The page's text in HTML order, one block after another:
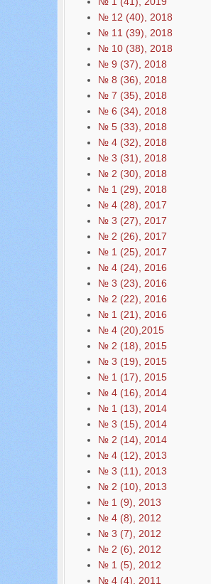
№ 12 (40), 2018
№ 11 (39), 2018
№ 10 (38), 2018
№ 9 (37), 2018
№ 8 (36), 2018
№ 7 (35), 2018
№ 6 (34), 2018
№ 5 (33), 2018
№ 4 (32), 2018
№ 3 (31), 2018
№ 2 (30), 2018
№ 1 (29), 2018
№ 4 (28), 2017
№ 3 (27), 2017
№ 2 (26), 2017
№ 1 (25), 2017
№ 4 (24), 2016
№ 3 (23), 2016
№ 2 (22), 2016
№ 1 (21), 2016
№ 4 (20),2015
№ 2 (18), 2015
№ 3 (19), 2015
№ 1 (17), 2015
№ 4 (16), 2014
№ 1 (13), 2014
№ 3 (15), 2014
№ 2 (14), 2014
№ 4 (12), 2013
№ 3 (11), 2013
№ 2 (10), 2013
№ 1 (9), 2013
№ 4 (8), 2012
№ 3 (7), 2012
№ 2 (6), 2012
№ 1 (5), 2012
№ 4 (4), 2011